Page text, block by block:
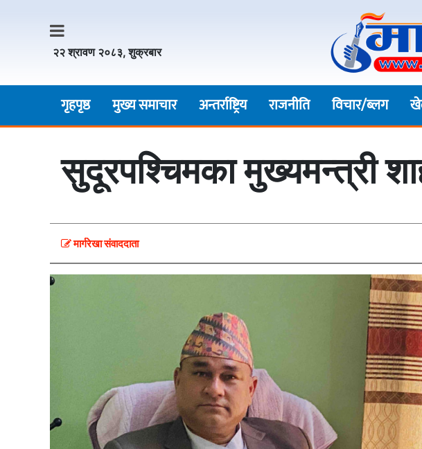
२२ श्रावण २०८३, शुक्रबार
गृहपृष्ठ मुख्य समाचार अन्तर्राष्ट्रिय राजनीति विचार/ब्लग
सुदूरपश्चिमका मुख्यमन्त्री
मार्गरेखा संवाददाता